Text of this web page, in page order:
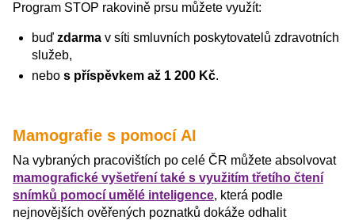
Program STOP rakovině prsu můžete využít:
buď zdarma v síti smluvních poskytovatelů zdravotních
služeb,
nebo s příspěvkem až 1 200 Kč.
Mamografie s pomocí AI
Na vybraných pracovištích po celé ČR můžete absolvovat
mamografické vyšetření také s využitím třetího čtení
snímků pomocí umělé inteligence, která podle
nejnovějších ověřených poznatků dokáže odhalit